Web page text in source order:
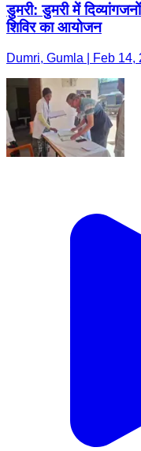
डुमरी: डुमरी में
शिविर का आयोजन
Dumri, Gumla | Feb 14,